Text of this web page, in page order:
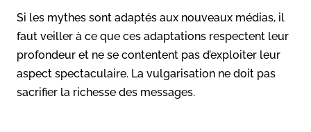
Si les mythes sont adaptés aux nouveaux médias, il
faut veiller à ce que ces adaptations respectent leur
profondeur et ne se contentent pas d’exploiter leur
aspect spectaculaire. La vulgarisation ne doit pas
sacrifier la richesse des messages.